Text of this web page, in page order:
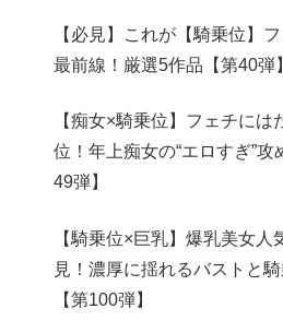
【必見】これが【騎乗位】
最前線！厳選5作品【第40弾】
【痴女×騎乗位】フェチに
位！年上痴女の“エロすぎ”
49弾】
【騎乗位×巨乳】爆乳美女
見！濃厚に揺れるバストと
【第100弾】